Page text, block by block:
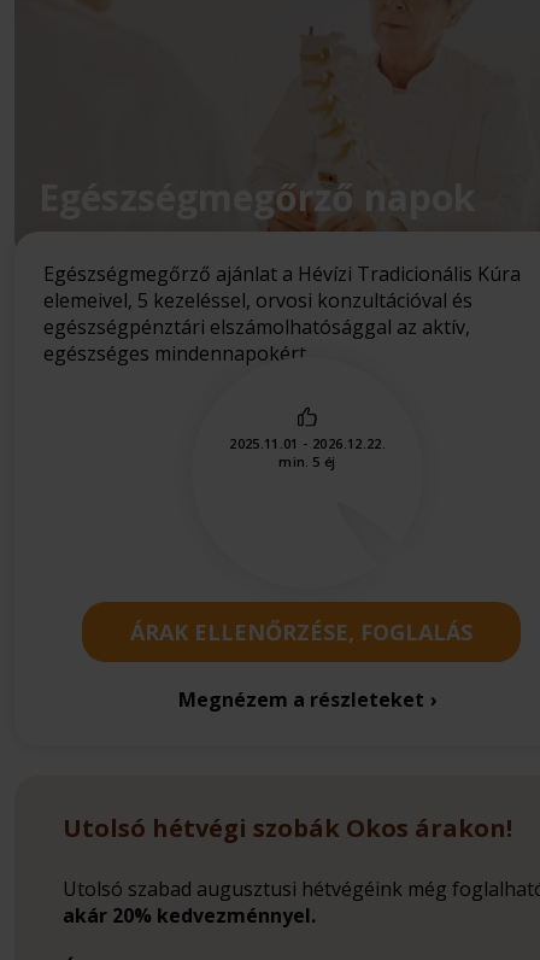
Egészségmegőrző napok
Egészségmegőrző ajánlat a Hévízi Tradicionális Kúra
elemeivel, 5 kezeléssel, orvosi konzultációval és
egészségpénztári elszámolhatósággal az aktív,
egészséges mindennapokért.
2025.11.01 - 2026.12.22.
min. 5 éj
ÁRAK ELLENŐRZÉSE, FOGLALÁS
Megnézem a részleteket
Utolsó hétvégi szobák Okos árakon!
Utolsó szabad augusztusi hétvégéink még
akár 20% kedvezménnyel.